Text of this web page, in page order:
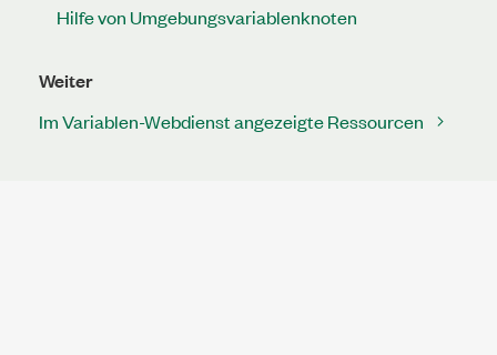
Hilfe von Umgebungsvariablenknoten
Weiter
Im Variablen-Webdienst angezeigte Ressourcen